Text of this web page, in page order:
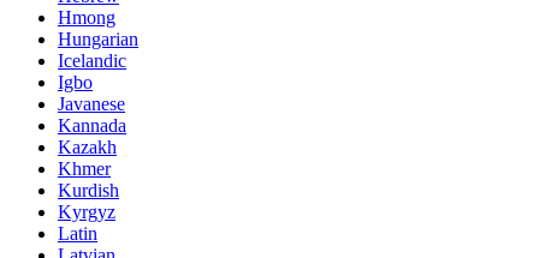
Hmong
Hungarian
Icelandic
Igbo
Javanese
Kannada
Kazakh
Khmer
Kurdish
Kyrgyz
Latin